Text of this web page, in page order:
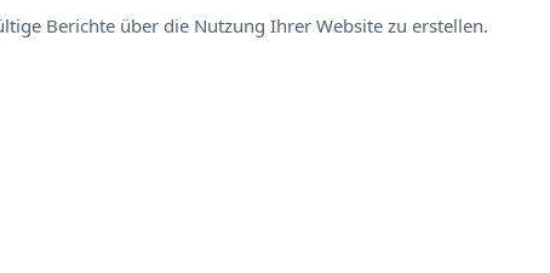
Berichte über die Nutzung Ihrer Website zu erstellen.